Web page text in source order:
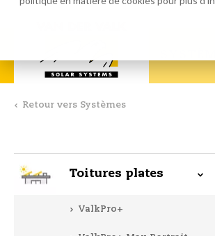
Retour vers Systèmes
Toitures plates
ValkPro+